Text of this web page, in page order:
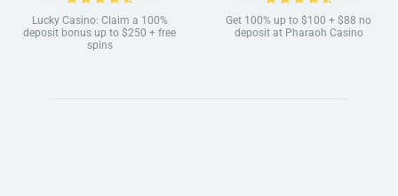
Lucky Casino: Claim a 100%
deposit bonus up to $250 + free
spins
Get 100% up to $100 + $88 no
deposit at Pharaoh Casino